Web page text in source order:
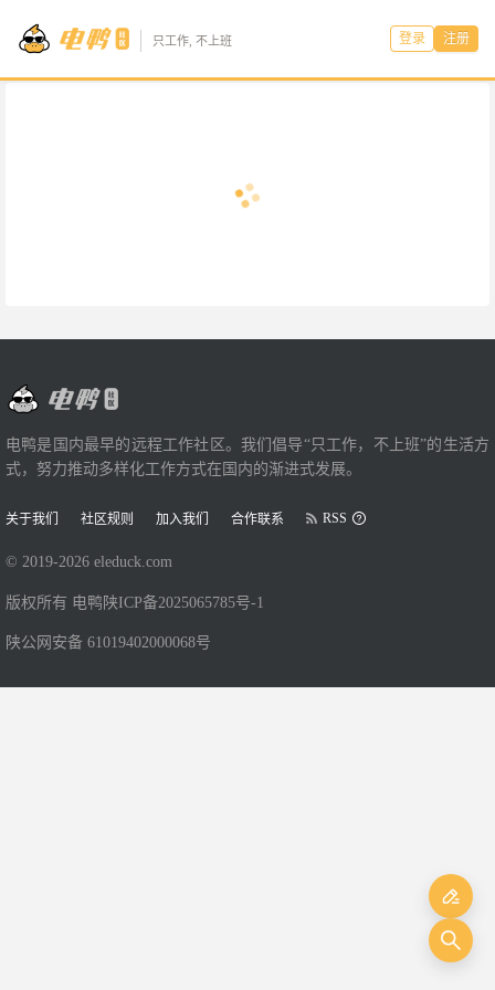
只工作, 不上班 登录 注册
电鸭是国内最早的远程工作社区。我们倡导“只工作，不上班”的生活方
式，努力推动多样化工作方式在国内的渐进式发展。
关于我们 社区规则 加入我们 合作联系 RSS
© 2019-2026 eleduck.com
版权所有 电鸭 陕ICP备2025065785号-1
陕公网安备 61019402000068号